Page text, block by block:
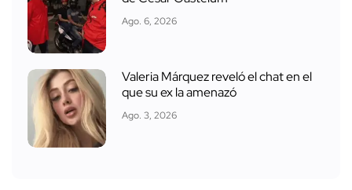
Ago. 6, 2026
Valeria Márquez reveló el chat en el
que su ex la amenazó
Ago. 3, 2026